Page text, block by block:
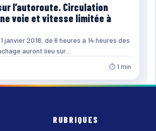
l’autoroute. Circulation
voie et vitesse limitée à
janvier 2018, de 6 heures à 14 heures des
auront lieu sur…
⏱ 1 min
RUBRIQUES